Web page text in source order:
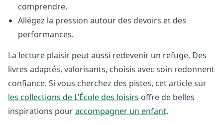
comprendre.
Allégez la pression autour des devoirs et des
performances.
La lecture plaisir peut aussi redevenir un refuge. Des
livres adaptés, valorisants, choisis avec soin redonnent
confiance. Si vous cherchez des pistes, cet article sur
les collections de L’École des loisirs offre de belles
inspirations pouraccompagner un enfant.